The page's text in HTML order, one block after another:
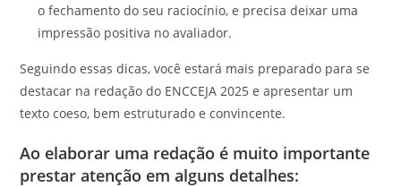
o fechamento do seu raciocínio, e precisa deixar uma
impressão positiva no avaliador.
Seguindo essas dicas, você estará mais preparado para se
destacar na redação do ENCCEJA 2025 e apresentar um
texto coeso, bem estruturado e convincente.
Ao elaborar uma redação é muito importante
prestar atenção em alguns detalhes: